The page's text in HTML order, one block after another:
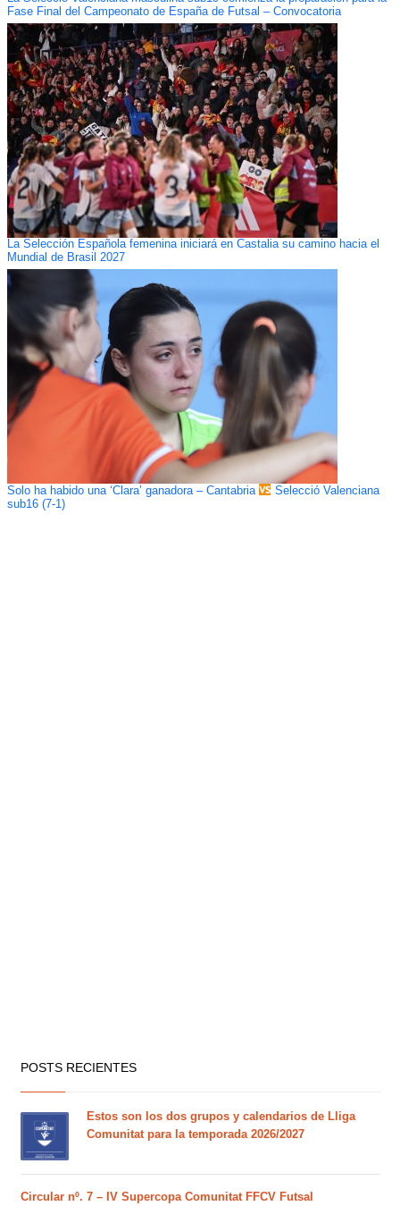
Fase Final del Campeonato de España de Futsal – Convocatoria
La Selección Española femenina iniciará en Castalia su camino hacia el
Mundial de Brasil 2027
Solo ha habido una ‘Clara’ ganadora – Cantabria
Selecció Valenciana
sub16 (7-1)
POSTS RECIENTES
Estos son los dos grupos y calendarios de Lliga
Comunitat para la temporada 2026/2027
Circular nº. 7 – IV Supercopa Comunitat FFCV Futsal